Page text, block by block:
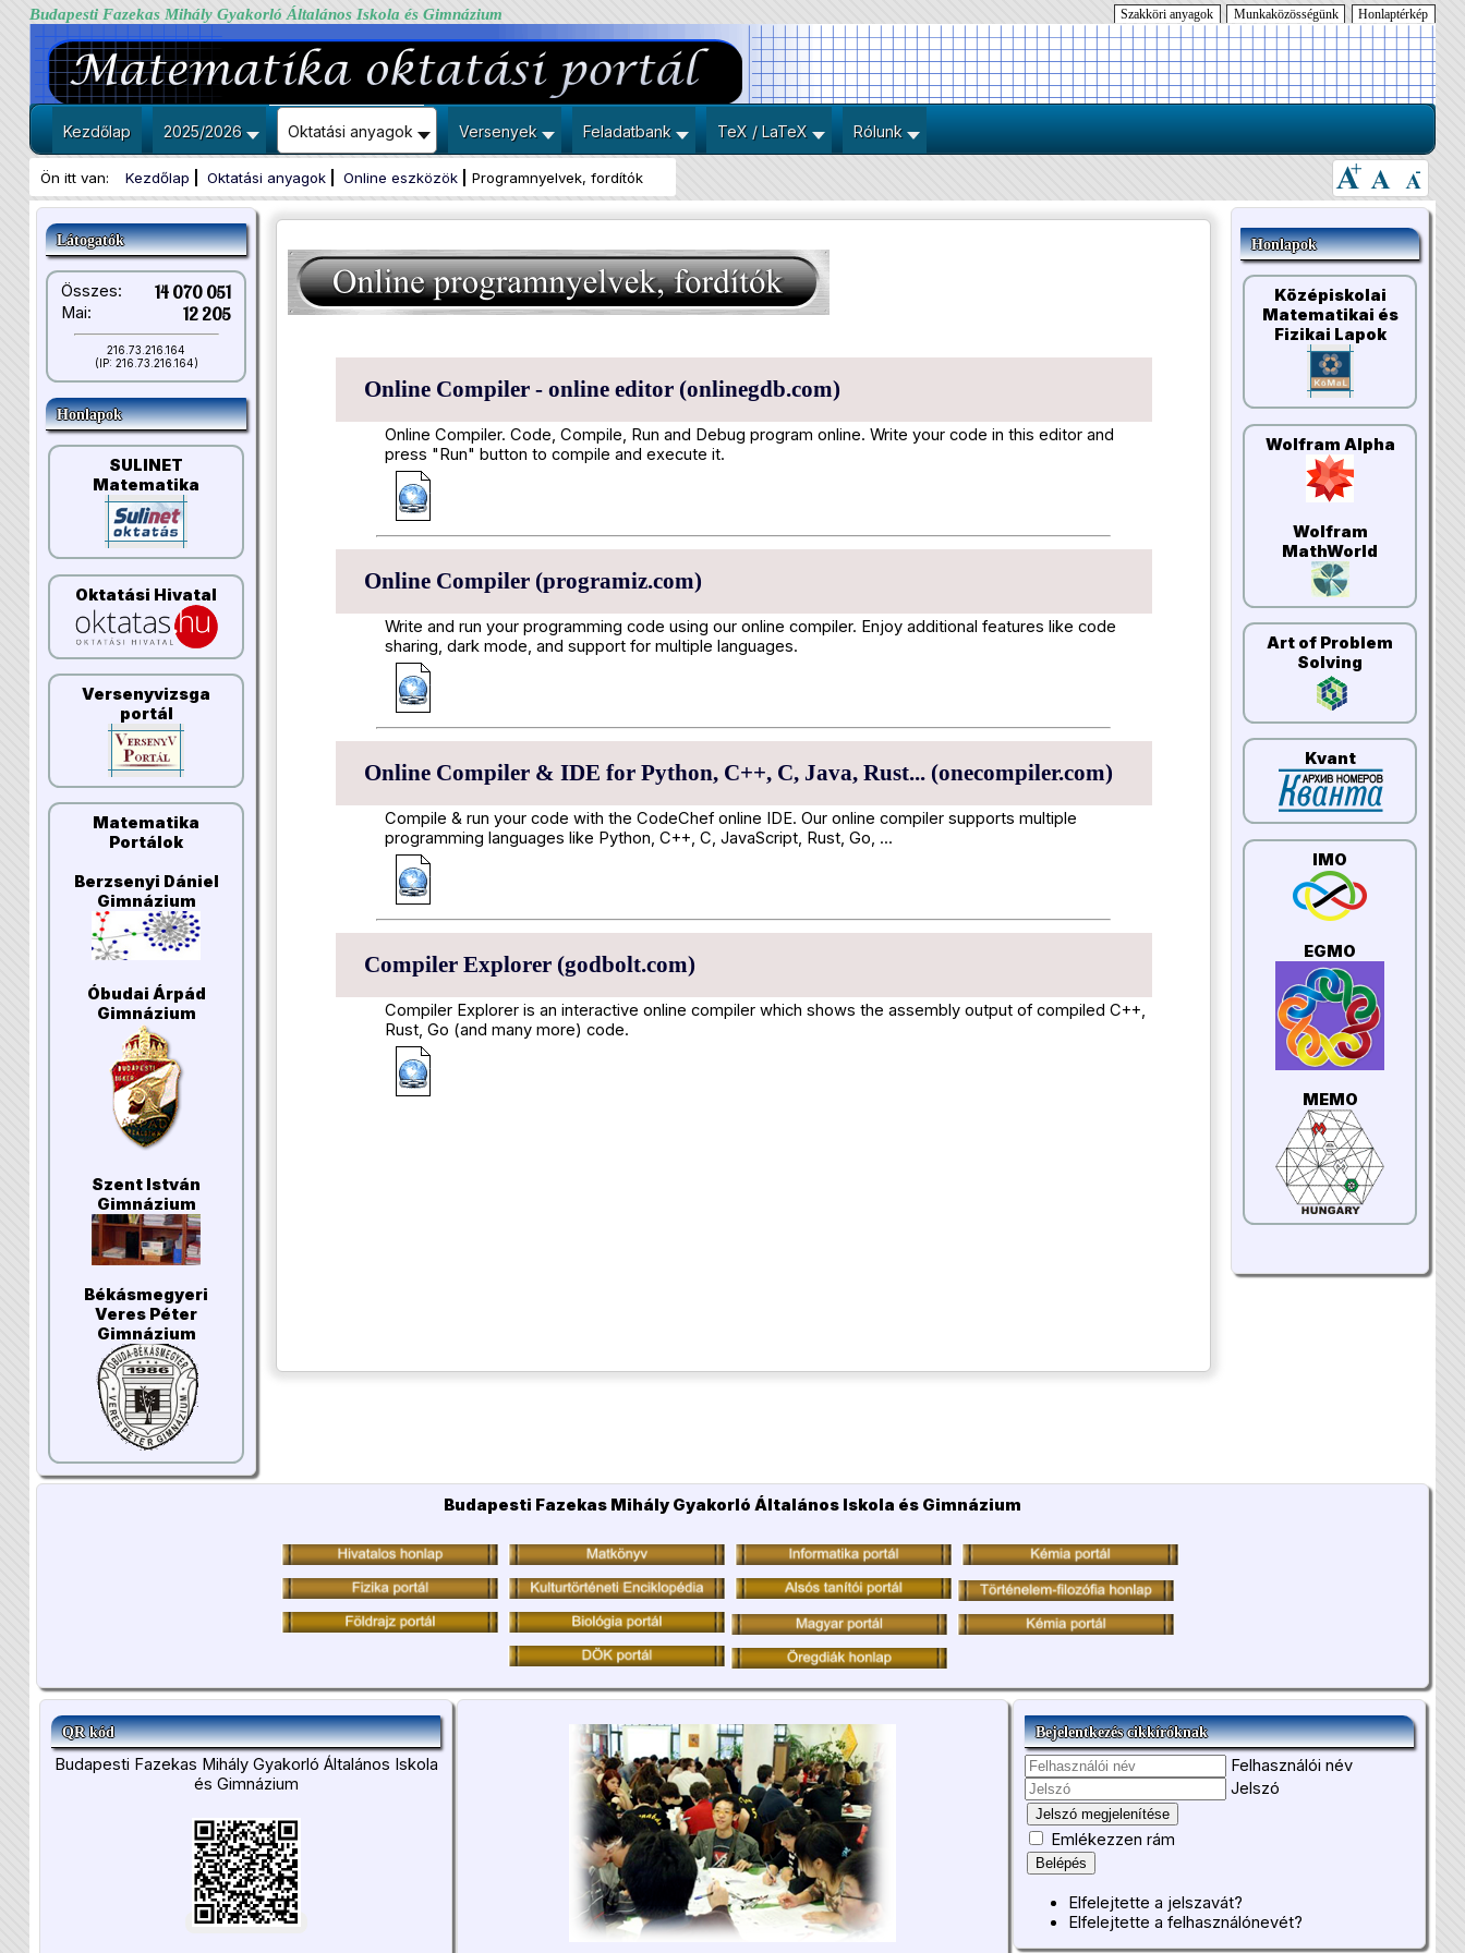
Budapesti Fazekas Mihály Gyakorló Általános Iskola és Gimnázium Honlaptérkép
Munkaközösségünk
Szakköri anyagok
Kezdőlap 2025/2026 Oktatási anyagok Versenyek Feladatbank TeX / LaTeX Rólunk
Ön itt van: Kezdőlap Oktatási anyagok Online eszközök Programnyelvek, fordítók
Látogatók
Összes: 14 070 051
Mai: 12 205
216.73.216.164
(IP: 216.73.216.164)
Honlapok
SULINET
Matematika
Oktatási Hivatal
Versenyvizsga
portál
Matematika
Portálok
Berzsenyi Dániel
Gimnázium
Óbudai Árpád
Gimnázium
Szent István
Gimnázium
Békásmegyeri
Veres Péter
Gimnázium
Online Compiler - online editor (onlinegdb.com)
Online Compiler. Code, Compile, Run and Debug program online. Write your code in this editor and
press "Run" button to compile and execute it.
Online Compiler (programiz.com)
Write and run your programming code using our online compiler. Enjoy additional features like code
sharing, dark mode, and support for multiple languages.
Online Compiler & IDE for Python, C++, C, Java, Rust... (onecompiler.com)
Compile & run your code with the CodeChef online IDE. Our online compiler supports multiple
programming languages like Python, C++, C, JavaScript, Rust, Go, ...
Compiler Explorer (godbolt.com)
Compiler Explorer is an interactive online compiler which shows the assembly output of compiled C++,
Rust, Go (and many more) code.
Honlapok
Középiskolai
Matematikai és
Fizikai Lapok
Wolfram Alpha
Wolfram
MathWorld
Art of Problem
Solving
Kvant
IMO
EGMO
MEMO
Budapesti Fazekas Mihály Gyakorló Általános Iskola és Gimnázium
QR kód
Budapesti Fazekas Mihály Gyakorló Általános Iskola
és Gimnázium
Bejelentkezés cikkíróknak
Felhasználói név
Jelszó
Jelszó megjelenítése
Emlékezzen rám
Belépés
Elfelejtette a jelszavát?
Elfelejtette a felhasználónevét?